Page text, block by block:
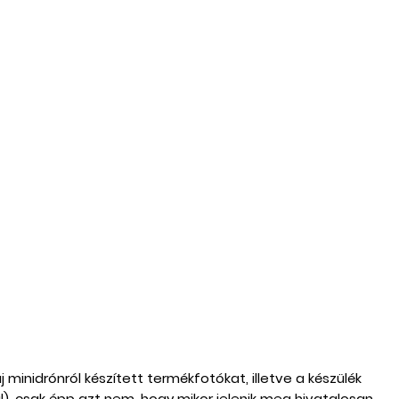
készített termékfotókat, illetve a készülék